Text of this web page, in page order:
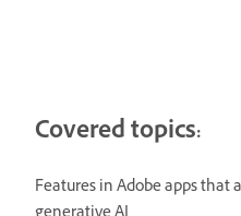
Covered topics:
Features in Adobe apps that